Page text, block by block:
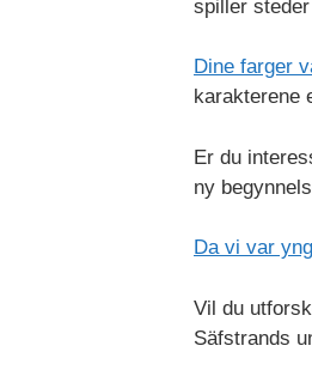
spiller
Dine farger
karakterene
Er du
ny
Da vi var
Vil du
Säfstrands